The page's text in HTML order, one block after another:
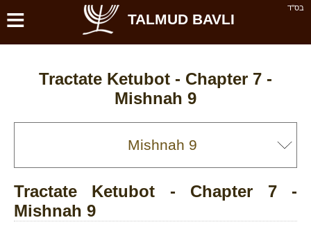
בס''ד ≡ TALMUD BAVLI
Tractate Ketubot - Chapter 7 -
Mishnah 9
Tractate Ketubot - Chapter 7 -
Mishnah 9